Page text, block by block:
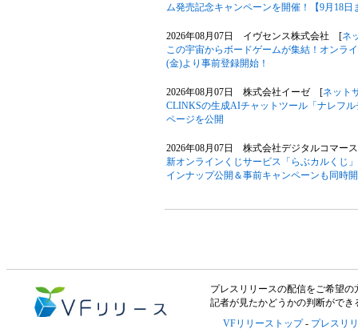
ム発売記念キャンペーンを開催！【9月18日
2026年08月07日 イヴセンス株式会社 [ネ
この宇宙からボードゲームが集結！オンラ
(金)より事前登録開始！
2026年08月07日 株式会社イーゼ [ネット
CLINKSの生成AIチャットツール「ナレフ
ページを公開
2026年08月07日 株式会社デジタルコマー
新オンラインくじサービス「らぶカルくじ
インナップ公開＆事前キャンペーンも同時
プレスリリースの配信をご希望の
記者が見たかどうかの判断がで
VFリリーストップ- プレスリ